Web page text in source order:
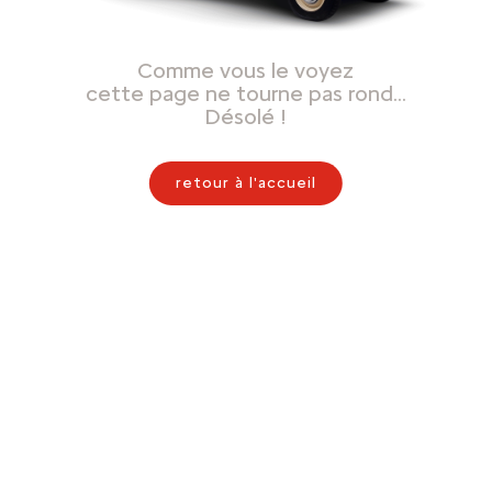
Comme vous le voyez
cette page ne tourne pas rond…
Désolé !
retour à l'accueil